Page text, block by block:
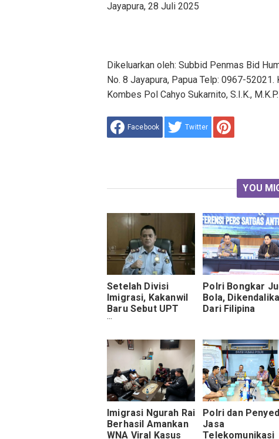
Jayapura, 28 Juli 2025
Dikeluarkan oleh: Subbid Penmas Bid
No. 8 Jayapura, Papua Telp: 0967-
Kombes Pol Cahyo Sukarnito, S.I.K.,
Facebook Twitter
YOU
Setelah Divisi
Imigrasi, Kakanwil
Baru Sebut UPT
Pemasyarakatan,
Polri Bongkar
Bola,
Dari Filipina
Imigrasi Ngurah Rai
Berhasil Amankan
WNA Viral Kasus
Polri dan
Jasa
Telekomunikasi